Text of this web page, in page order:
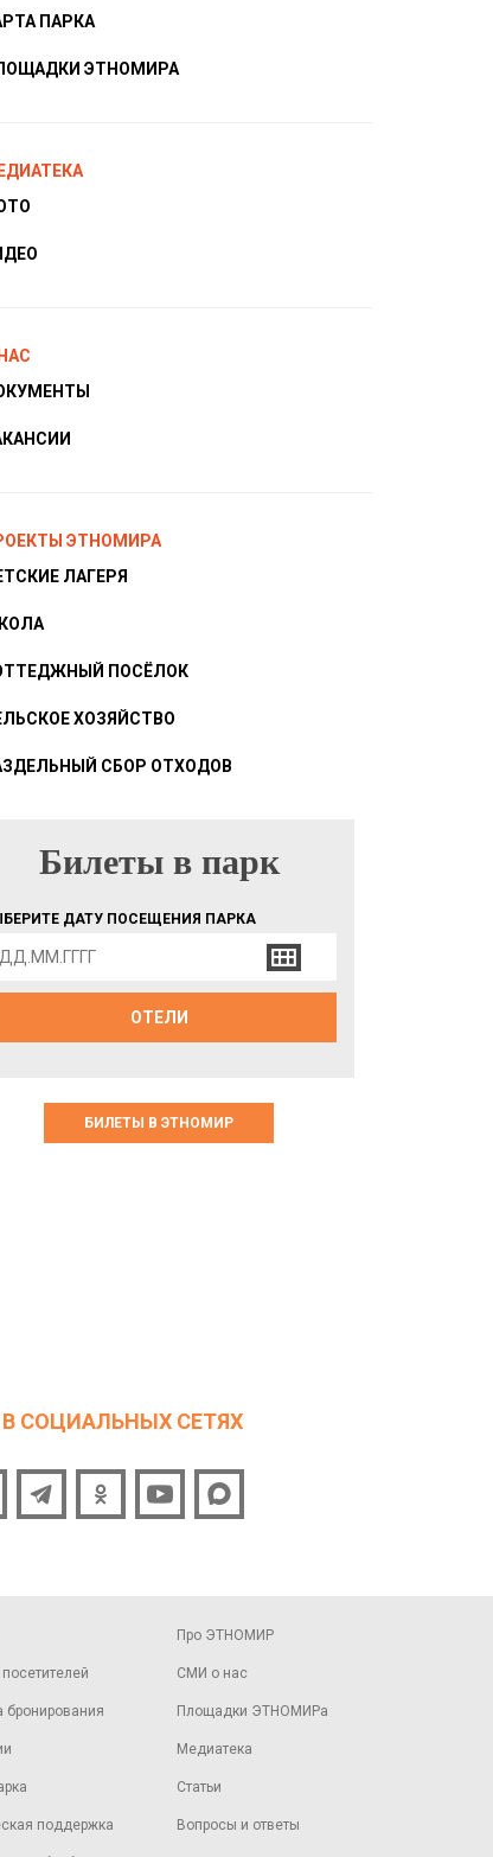
ПАРКА
ЭТНОМИРА
ЭТНОМИРА
ЛАГЕРЯ
ПОСЁЛОК
ХОЗЯЙСТВО
СБОР ОТХОДОВ
БИЛЕТЫ В ПАРК
Билеты в парк
ДАТУ ПОСЕЩЕНИЯ ПАРКА
ОТЕЛИ
БИЛЕТЫ В ЭТНОМИР
СОЦИАЛЬНЫХ СЕТЯХ
бронирования
поддержка
Про ЭТНОМИР
СМИ о нас
Площадки ЭТНОМИРа
Медиатека
Статьи
Вопросы и ответы